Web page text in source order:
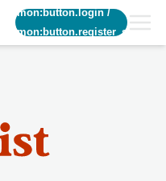
common:button.login/
common:button.register_short